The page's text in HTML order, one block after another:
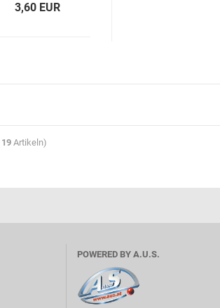
3,60 EUR
19Artikeln)
POWERED BY A.U.S.